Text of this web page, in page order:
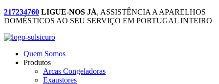
217234760 LIGUE-NOS JÁ, ASSISTÊNCIA A APARELHOS
DOMÉSTICOS AO SEU SERVIÇO EM PORTUGAL INTEIRO
Quem Somos
Produtos
Arcas Congeladoras
Exaustores